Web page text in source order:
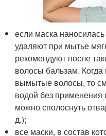
если маска
удаляют при мытье
рекомендуют после
волосы бальзам. Когда
вымытые волосы, то
водой без
можно сполоснуть
д.);
все маски, в состав